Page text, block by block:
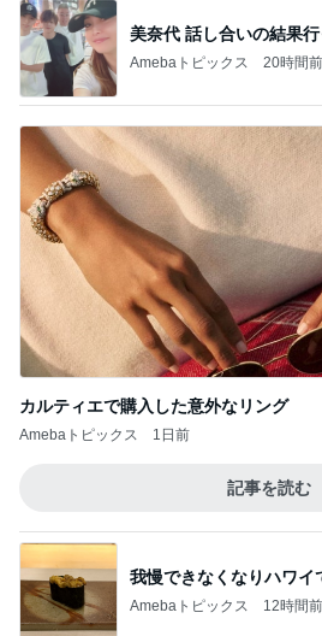
美奈代 話し合いの結果
Amebaトピックス 20時間前
カルティエで購入した意外なリング
Amebaトピックス 1日前
記事を読む
我慢できなくなりハワイ
Amebaトピックス 12時間前